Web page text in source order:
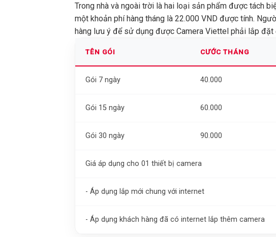
Trong nhà và ngoài trời là hai loại sản phẩm được tách
một khoản phí hàng tháng là 22.000 VND được tính.
hàng lưu ý để sử dụng được Camera Viettel phải lắp
TÊN GÓI CƯỚC THÁNG
Gói 7 ngày 40.000
Gói 15 ngày 60.000
Gói 30 ngày 90.000
Giá áp dụng cho 01 thiết bị camera
- Áp dụng lắp mới chung với internet
- Áp dụng khách hàng đã có internet lắp thêm camera